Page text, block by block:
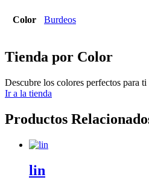
Color Burdeos
Tienda por Color
Descubre los colores perfectos para ti
Ir a la tienda
Productos
lin